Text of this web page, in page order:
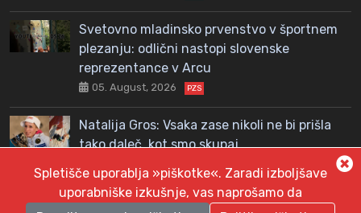
Svetovno mladinsko prvenstvo v športnem
plezanju: odlični nastopi slovenske
reprezentance v Arcu
05. August, 2026 PZS
Natalija Gros: Vsaka zase nikoli ne bi prišla
tako daleč, kot smo skupaj
Spletišče uporablja »piškotke«. Zaradi izboljšave
uporabniške izkušnje, vas naprošamo da